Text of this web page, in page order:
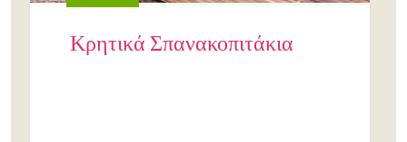
Κρητικά Σπανακοπιτάκια